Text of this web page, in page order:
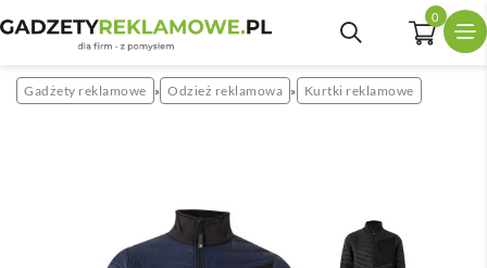
0
Gadżety reklamowe » Odzież reklamowa » Kurtki reklamowe